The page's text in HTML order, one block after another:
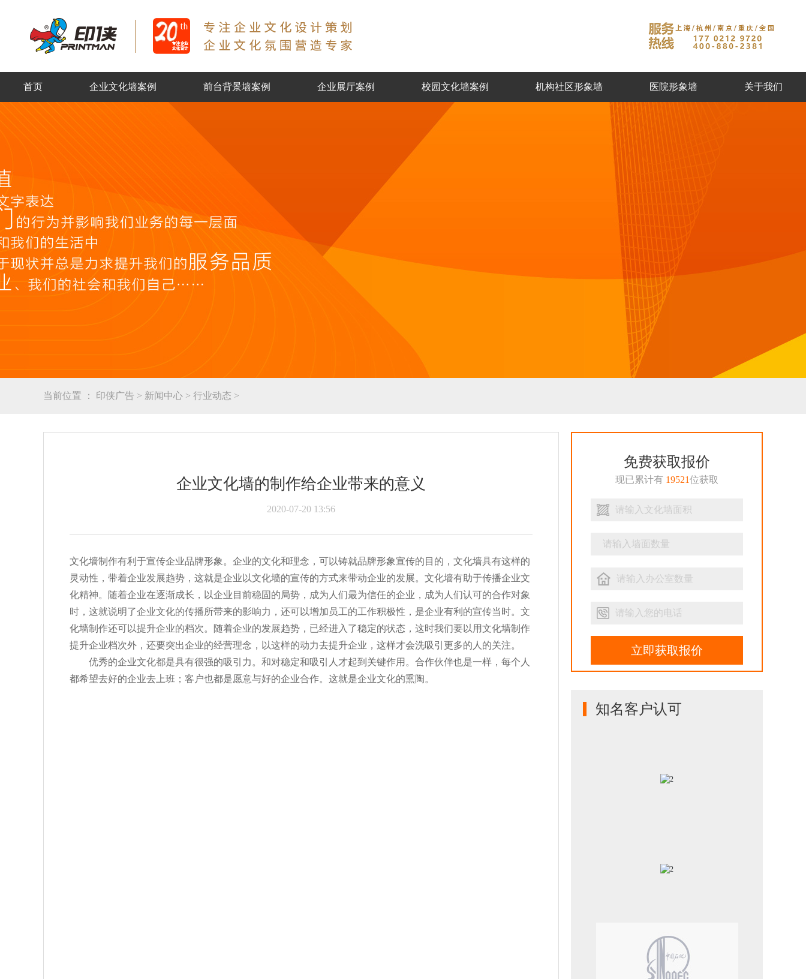
首页 企业文化墙案例 前台背景墙案例 企业展厅案例 校园文化墙案例 机构社区形象墙 医院形象墙 关于我们
当前位置 ： 印侠广告 > 新闻中心 > 行业动态 >
企业文化墙的制作给企业带来的意义
2020-07-20 13:56
文化墙制作有利于宣传企业品牌形象。企业的文化和理念，可以铸就品牌形象宣传的目的，文化墙具有这样的
灵动性，带着企业发展趋势，这就是企业以文化墙的宣传的方式来带动企业的发展。文化墙有助于传播企业文
化精神。随着企业在逐渐成长，以企业目前稳固的局势，成为人们最为信任的企业，成为人们认可的合作对象
时，这就说明了企业文化的传播所带来的影响力，还可以增加员工的工作积极性，是企业有利的宣传当时。文
化墙制作还可以提升企业的档次。随着企业的发展趋势，已经进入了稳定的状态，这时我们要以用文化墙制作
提升企业档次外，还要突出企业的经营理念，以这样的动力去提升企业，这样才会洗吸引更多的人的关注。
优秀的企业文化都是具有很强的吸引力。和对稳定和吸引人才起到关键作用。合作伙伴也是一样，每个人
都希望去好的企业去上班；客户也都是愿意与好的企业合作。这就是企业文化的熏陶。
免费获取报价
现已累计有 19521位获取
立即获取报价
知名客户认可